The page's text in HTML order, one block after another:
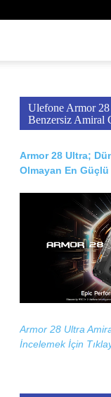
Ulefone Armor 28
Benzersiz Amiral
Armor 28 Ultra;
Olmayan En
Armor 28 Ultra
İncelemek İçin